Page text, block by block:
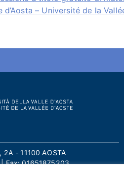
d’Aosta – Université de la
2A - 11100 AOSTA
Fax:01651875203